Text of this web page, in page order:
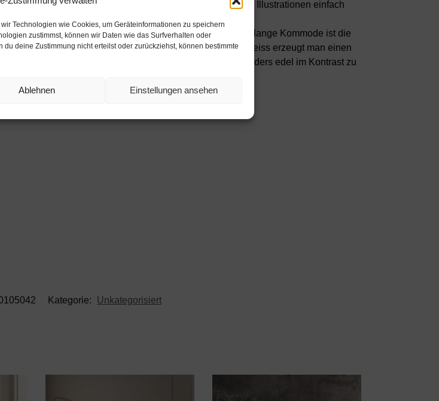
Technologien wie Cookies, um Geräteinformationen zu speichern
zustimmst, können wir Daten wie das Surfverhalten oder
deine Zustimmung nicht erteilst oder zurückziehst, können bestimmte
Ablehnen Einstellungen ansehen
der Aufbauanleitung mit grafischen Darstellungen und Illustrationen einfach
leere Wand, kein passendes Möbelstück? Unsere 92 cm lange Kommode ist die
Farbe Ruhe in jeden Raum. Mit dem Glanz Weiss erzeugt man einen
matte Korpus harmoniert mit allen Farben und wirkt besonders edel im Kontrast zu
Kategorie: Unkategorisiert